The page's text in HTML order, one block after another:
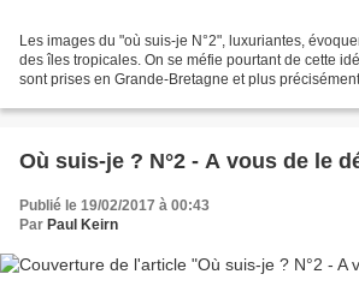
Les images du "où suis-je N°2", luxuriantes,
des îles tropicales. On se méfie pourtant de cette
sont prises en Grande-Bretagne et plus
Où suis-je ? N°2 - A vous de le
Publié le 19/02/2017 à 00:43
Par Paul Keirn